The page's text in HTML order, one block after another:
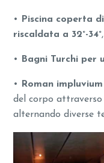
•
Piscina coperta
riscaldata a 32°-34°
• Bagni Turchi per
• Roman impluvium
del corpo
alternando diverse